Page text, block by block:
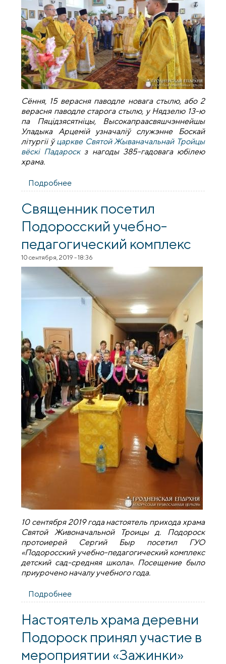
Сёння, 15 верасня паводле новага стылю, або 2
верасня паводле старога стылю, у Нядзелю 13-ю
па Пяцідзясятніцы, Высокапраасвяшчэннейшы
Уладыка Арцемій узначаліў служэнне Боскай
літургіі ўцаркве Святой Жываначальнай Тройцы
вёскi Падароскз нагоды 385-гадовага юбілею
храма.
Подробнее
Жываначальнай Тройцы вёскi Падароск
Священник посетил
Подоросский учебно-
педагогический комплекс
10 сентября, 2019 - 18:36
10 сентября 2019 года настоятель прихода храма
Святой Живоначальной Троицы д. Подороск
протоиерей Сергий Быр посетил ГУО
«Подоросский учебно-педагогический комплекс
детский сад-средняя школа». Посещение было
приурочено началу учебного года.
Подробнее
учебно-педагогический комплекс
Настоятель храма деревни
Подороск принял участие в
мероприятии «Зажинки»